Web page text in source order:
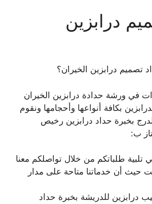
درابزين
درابزين الخيران؟
في ورشة حدادة درابزين الخيران
بكافة أنواعها وأحجامها ونقوم
بخبرة حداد درابزين رخيص
ب:
تلبية طلباتكم من خلال تواصلكم معنا
حيث أن خدماتنا متاحة على مدار
درابزين للدريشة بخبرة حداد